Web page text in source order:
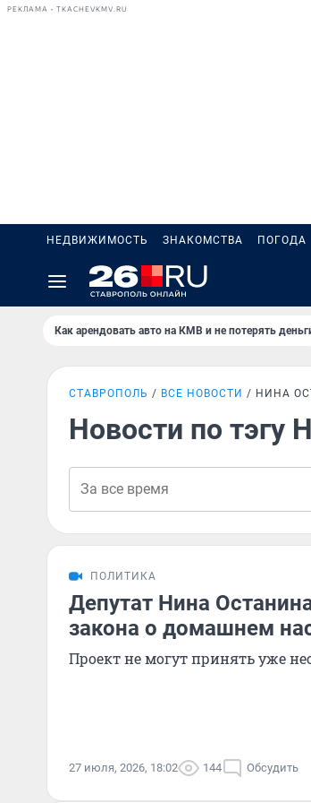
РЕКЛАМА • TKACHEVKMV.RU
НЕДВИЖИМОСТЬ ЗНАКОМСТВА ПОГОДА
Как арендовать авто на КМВ и не потерять
СТАВРОПОЛЬ ВСЕ НОВОСТИ НИНА
Новости по тэгу
ПОЛИТИКА
Депутат Нина
закона о домашнем
Проект не могут принять уже
27 июля, 2026, 18:02 144 Обсудить